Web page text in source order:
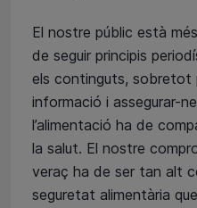
El nostre públic està
de seguir principis
els continguts, sobretot
informació i assegurar-
l’alimentació ha de
la salut. El nostre
veraç ha de ser tan alt
seguretat alimentària